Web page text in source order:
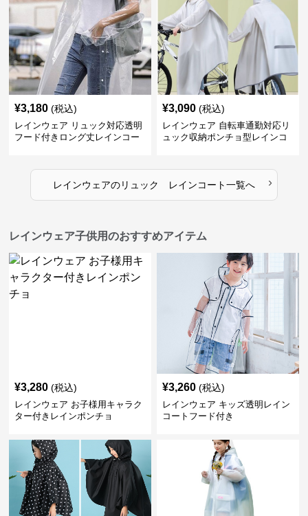
¥3,180 (税込)
レインウェア リュック対応透明
フード付きロング丈レインコー
¥3,090 (税込)
レインウェア 自転車通勤対応リ
ュック収納ポンチョ型レインコ
レインウェアのリュック レインコート一覧へ ›
レインウェア子供用のおすすめアイテム
¥3,280 (税込)
レインウェア お子様用キャラク
ター付きレインポンチョ
¥3,260 (税込)
レインウェア キッズ透明レイン
コートフード付き